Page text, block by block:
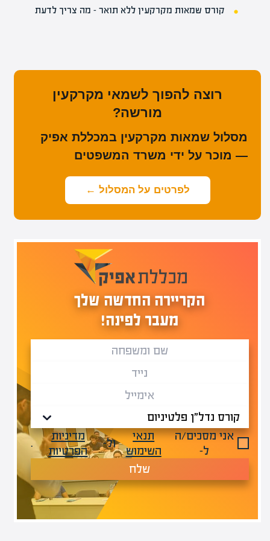
קורס שמאות מקרקעין ללא תואר – מה צריך לדעת
רוצה להפוך לשמאי מקרקעין
מורשה?
מסלול שמאות מקרקעין במכללת אפיק
— מוכר על ידי משרד המשפטים
לפרטים על המסלול ←
הקריירה החדשה שלך
מעבר לפינה!
אני מסכים/ה
ל-
תנאי
השימוש
ול-
מדיניות
הפרטיות
.
שלח